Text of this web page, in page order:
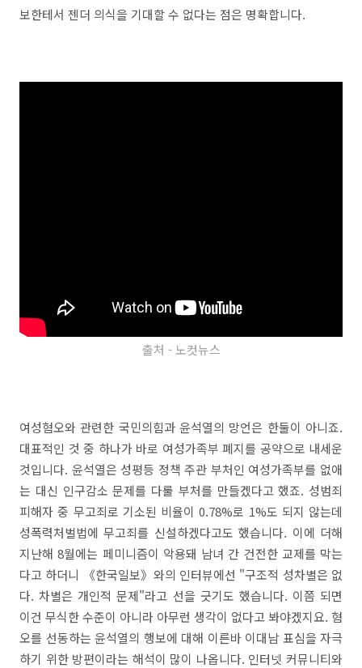
보한테서 젠더 의식을 기대할 수 없다는 점은 명확합니다.
출처 - 노컷뉴스
여성혐오와 관련한 국민의힘과 윤석열의 망언은 한둘이 아니죠.
대표적인 것 중 하나가 바로 여성가족부 폐지를 공약으로 내세운
것입니다. 윤석열은 성평등 정책 주관 부처인 여성가족부를 없애
는 대신 인구감소 문제를 다룰 부처를 만들겠다고 했죠. 성범죄
피해자 중 무고죄로 기소된 비율이 0.78%로 1%도 되지 않는데
성폭력처벌법에 무고죄를 신설하겠다고도 했습니다. 이에 더해
지난해 8월에는 페미니즘이 악용돼 남녀 간 건전한 교제를 막는
다고 하더니 《한국일보》와의 인터뷰에선 "구조적 성차별은 없
다. 차별은 개인적 문제"라고 선을 긋기도 했습니다. 이쯤 되면
이건 무식한 수준이 아니라 아무런 생각이 없다고 봐야겠지요. 혐
오를 선동하는 윤석열의 행보에 대해 이른바 이대남 표심을 자극
하기 위한 방편이라는 해석이 많이 나옵니다. 인터넷 커뮤니티와